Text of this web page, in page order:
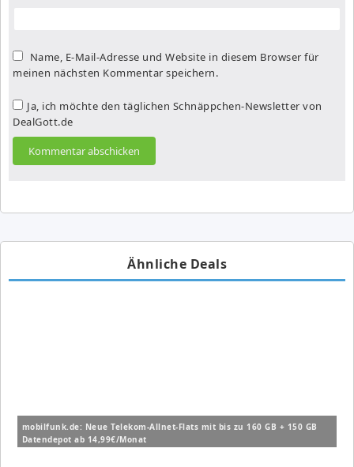
Name, E-Mail-Adresse und Website in diesem Browser für
meinen nächsten Kommentar speichern.
Ja, ich möchte den täglichen Schnäppchen-Newsletter von
DealGott.de
Ähnliche Deals
mobilfunk.de: Neue Telekom-Allnet-Flats mit bis zu 160 GB + 150 GB
Datendepot ab 14,99€/Monat